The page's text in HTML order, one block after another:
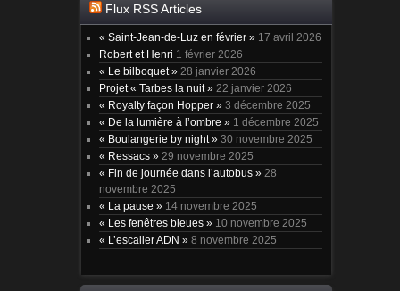
Flux RSS Articles
« Saint-Jean-de-Luz en février » 17 avril 2026
Robert et Henri 1 février 2026
« Le bilboquet » 28 janvier 2026
Projet « Tarbes la nuit » 22 janvier 2026
« Royalty façon Hopper » 3 décembre 2025
« De la lumière à l’ombre » 1 décembre 2025
« Boulangerie by night » 30 novembre 2025
« Ressacs » 29 novembre 2025
« Fin de journée dans l’autobus » 28
novembre 2025
« La pause » 14 novembre 2025
« Les fenêtres bleues » 10 novembre 2025
« L’escalier ADN » 8 novembre 2025